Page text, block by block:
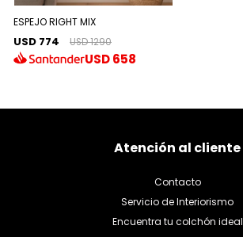
ESPEJO RIGHT MIX
USD 774 USD 1290
USD658
Atención al cliente
Contacto
Servicio de Interiorismo
Encuentra tu colchón ideal